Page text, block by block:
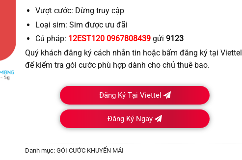
Vượt cước: Dừng truy cập
Loại sim:Sim được ưu đãi
Cú pháp: 12EST120 0967808439gửi9123
Quý khách đăng ký cách nhắn tin hoặc bấm đăng ký tại Viettel
để kiểm tra gói cước phù hợp dành cho chủ thuê bao.
Đăng Ký Tại Viettel
Đăng Ký Ngay
Danh mục:GÓI CƯỚC KHUYẾN MÃI